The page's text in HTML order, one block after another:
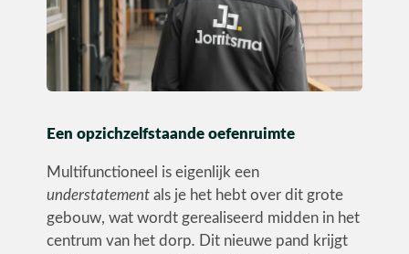
Een opzichzelfstaande oefenruimte
Multifunctioneel is eigenlijk een
understatement als je het hebt over dit grote
gebouw, wat wordt gerealiseerd midden in het
centrum van het dorp. Dit nieuwe pand krijgt